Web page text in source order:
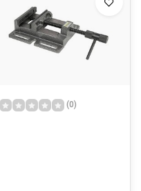
(0)